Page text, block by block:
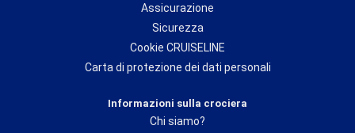
Assicurazione
Sicurezza
Cookie CRUISELINE
Carta di protezione dei dati personali
Informazioni sulla crociera
Chi siamo?